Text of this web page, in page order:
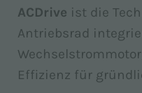
ACDrive ist die
Antriebsrad
Effizienz für